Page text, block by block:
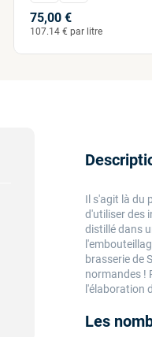
75,00 €
107.14 € par litre
Il s'agit là du
d'utiliser des
distillé dans
brasserie de
normandes !
l'élaboration
Les